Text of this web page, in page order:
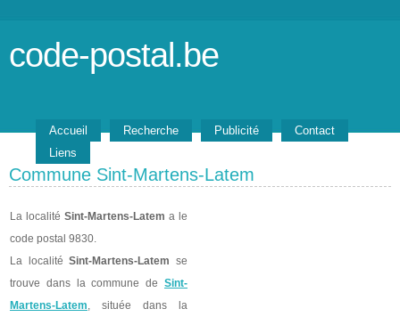
code-postal.be
Accueil Recherche Publicité
Contact
Liens
Commune Sint-Martens-Latem
La localité Sint-Martens-Latem a le
code postal 9830.
La localitéSint-Martens-Latem se
trouve dans la commune de Sint-
Martens-Latem, située dans la